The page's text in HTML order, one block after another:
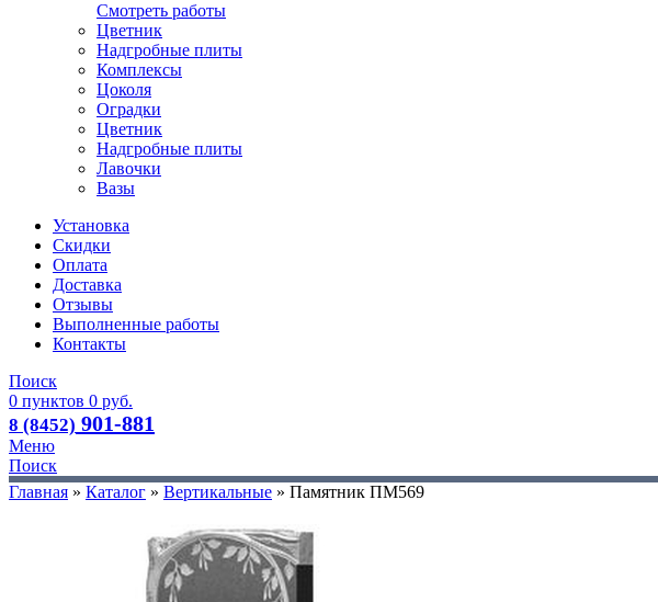
Смотреть работы
Цветник
Надгробные плиты
Комплексы
Цоколя
Оградки
Цветник
Надгробные плиты
Лавочки
Вазы
Установка
Скидки
Оплата
Доставка
Отзывы
Выполненные работы
Контакты
Поиск
0 пунктов 0 руб.
8 (8452) 901-881
Меню
Поиск
Главная » Каталог » Вертикальные » Памятник ПМ569